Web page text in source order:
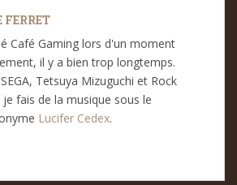
FERRET
Café Gaming lors d'un moment
il y a bien trop longtemps.
SEGA, Tetsuya Mizuguchi et Rock
je fais de la musique sous le
Lucifer Cedex.